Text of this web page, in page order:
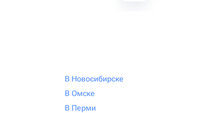
В Новосибирске
В Омске
В Перми